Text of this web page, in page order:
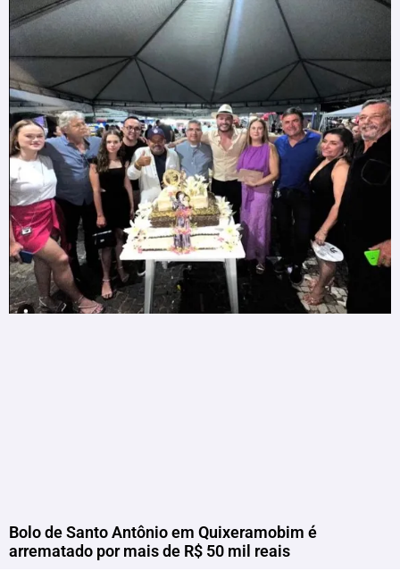
Bolo de Santo Antônio em Quixeramobim é
arrematado por mais de R$ 50 mil reais